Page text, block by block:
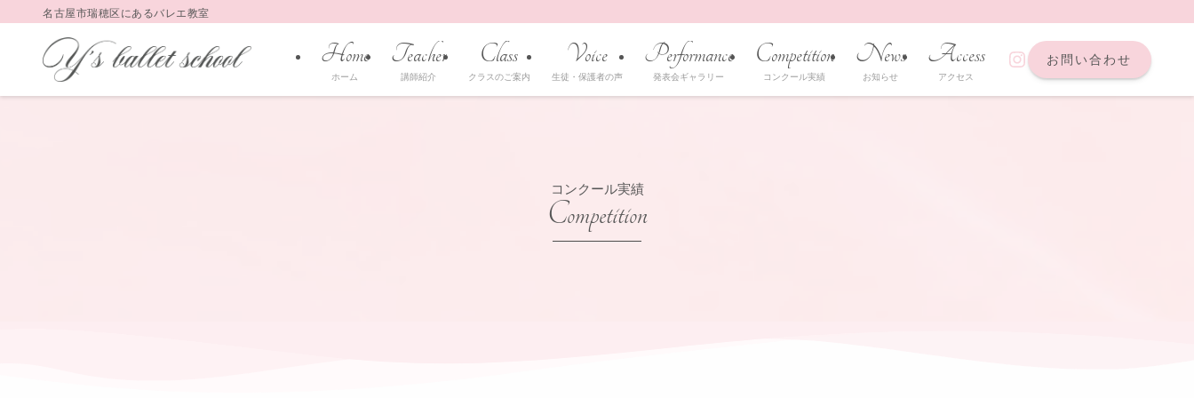
名古屋市瑞穂区にあるバレエ教室
Home
ホーム
Teacher
講師紹介
Class
クラスのご案内
Voice
生徒・保護者の声
Performance
発表会ギャラリー
Competition
コンクール実績
News
お知らせ
Access
アクセス
https://お問い合わせ
コンクール実績
Competition